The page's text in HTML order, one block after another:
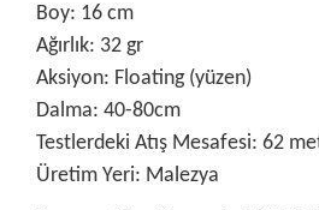
Boy: 16 cm
Ağırlık: 32 gr
Aksiyon: Floating (yüzen)
Dalma: 40-80cm
Testlerdeki Atış Mesafesi: 62
Üretim Yeri: Malezya